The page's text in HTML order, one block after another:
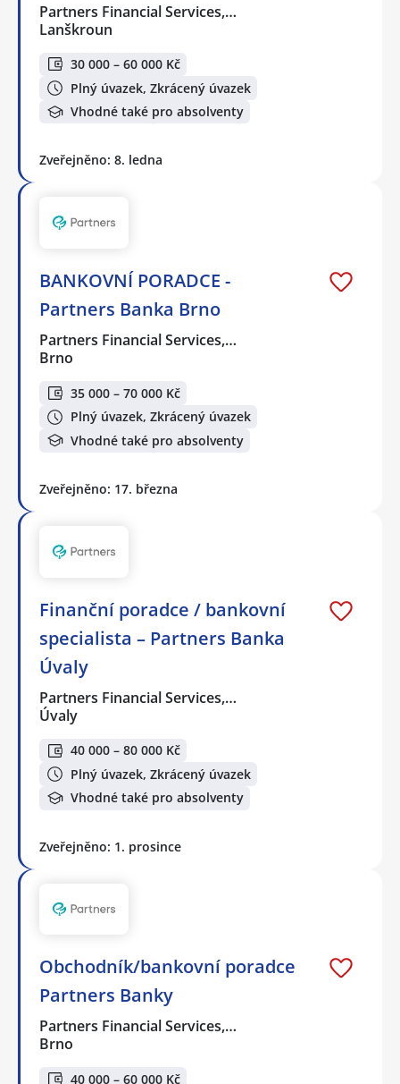
Partners Financial Services,…
Lanškroun
30 000 – 60 000 Kč
Plný úvazek, Zkrácený úvazek
Vhodné také pro absolventy
Zveřejněno: 8. ledna
BANKOVNÍ PORADCE -
Partners Banka Brno
Partners Financial Services,…
Brno
35 000 – 70 000 Kč
Plný úvazek, Zkrácený úvazek
Vhodné také pro absolventy
Zveřejněno: 17. března
Finanční poradce / bankovní
specialista – Partners Banka
Úvaly
Partners Financial Services,…
Úvaly
40 000 – 80 000 Kč
Plný úvazek, Zkrácený úvazek
Vhodné také pro absolventy
Zveřejněno: 1. prosince
Obchodník/bankovní poradce
Partners Banky
Partners Financial Services,…
Brno
40 000 – 60 000 Kč